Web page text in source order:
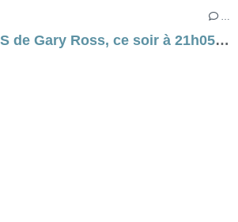
HUNGER GAMES de Gary Ross, ce soir à 21h05 sur C8...